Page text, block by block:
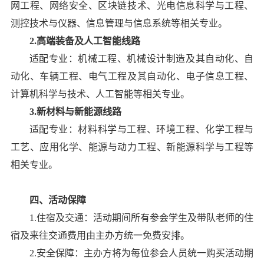
网工程、网络安全、区块链技术、光电信息科学与工程、
测控技术与仪器、信息管理与信息系统等相关专业。
2.高端装备及人工智能线路
适配专业：机械工程、机械设计制造及其自动化、自
动化、车辆工程、电气工程及其自动化、电子信息工程、
计算机科学与技术、人工智能等相关专业。
3.新材料与新能源线路
适配专业：材料科学与工程、环境工程、化学工程与
工艺、应用化学、能源与动力工程、新能源科学与工程等
相关专业。
四、活动保障
1.住宿及交通：活动期间所有参会学生及带队老师的住
宿及来往交通费用由主办方统一免费安排。
2.安全保障：主办方将为每位参会人员统一购买活动期